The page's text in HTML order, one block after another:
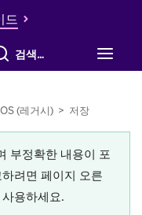
드
검색
(레거시) > 저장
부정확한 내용이 포
려면 페이지 오른
용하세요.